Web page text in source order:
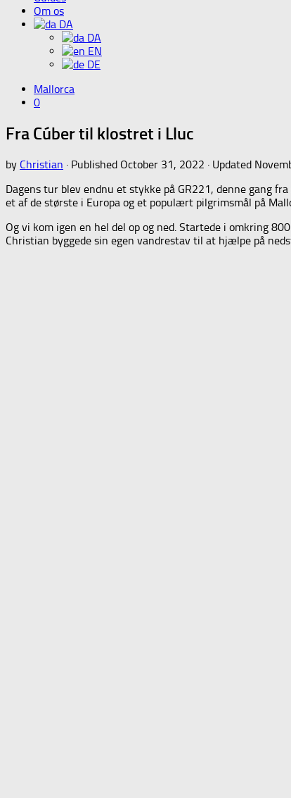
Om os
DA
DA
EN
DE
Mallorca
0
Fra Cúber til klostret i Lluc
by Christian · Published October 31, 2022 · Updated
Dagens tur blev endnu et stykke på GR221, denne gang
et af de største i Europa og et populært pilgrimsmål på
Og vi kom igen en hel del op og ned. Startede i omkring
Christian byggede sin egen vandrestav til at hjælpe på